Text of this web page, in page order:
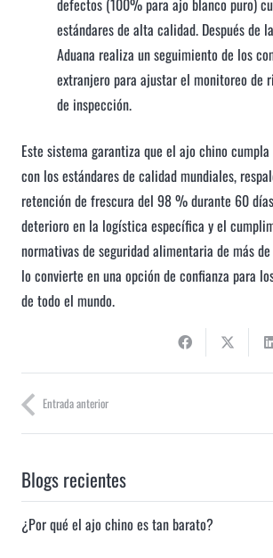
estándares de alta calidad. Después de
Aduana realiza un seguimiento de los
extranjero para ajustar el monitoreo de
de inspección.
Este sistema garantiza que el ajo chino
con los estándares de calidad mundiales,
retención de frescura del 98 % durante 60
deterioro en la logística específica y el
normativas de seguridad alimentaria de más
lo convierte en una opción de confianza para
de todo el mundo.
Entrada anterior
Blogs recientes
¿Por qué el ajo chino es tan barato?